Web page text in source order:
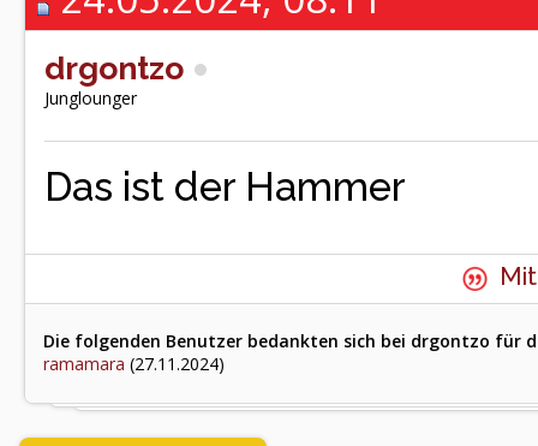
drgontzo
Junglounger
Das ist der Hammer
Die folgenden Benutzer bedankten sich bei drgontzo für
ramamara (27.11.2024)